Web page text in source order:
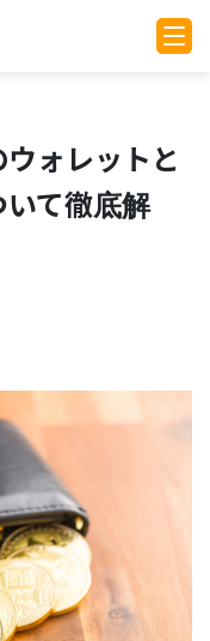
ォレットと
て徹底解